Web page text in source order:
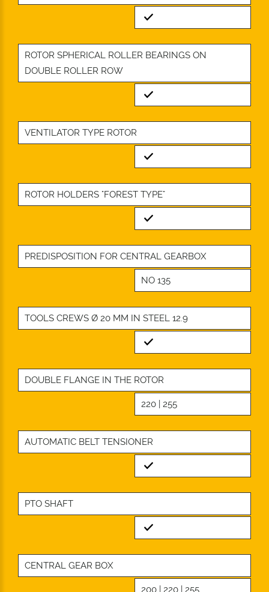
Standard
ROTOR SPHERICAL ROLLER BEARINGS ON
DOUBLE ROLLER ROW
Standard
VENTILATOR TYPE ROTOR
Standard
ROTOR HOLDERS "FOREST TYPE"
Standard
PREDISPOSITION FOR CENTRAL GEARBOX
NO 135
TOOLS CREWS Ø 20 MM IN STEEL 12.9
Standard
DOUBLE FLANGE IN THE ROTOR
220 | 255
AUTOMATIC BELT TENSIONER
Standard
PTO SHAFT
Standard
CENTRAL GEAR BOX
200 | 220 | 255